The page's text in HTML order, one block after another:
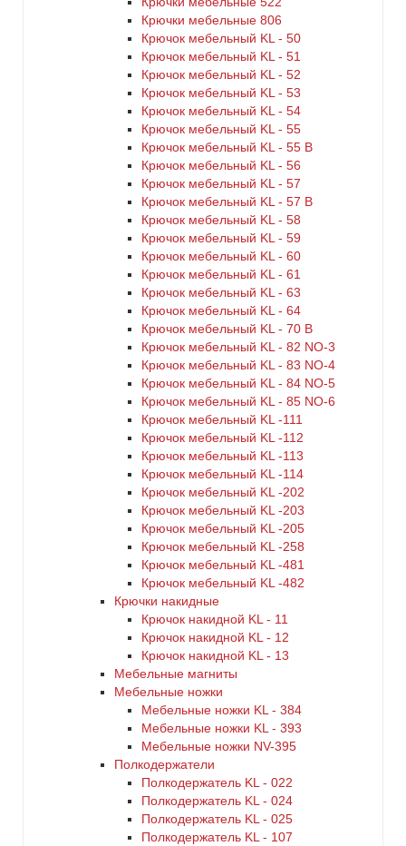
Крючки мебельные 806
Крючок мебельный KL - 50
Крючок мебельный KL - 51
Крючок мебельный KL - 52
Крючок мебельный KL - 53
Крючок мебельный KL - 54
Крючок мебельный KL - 55
Крючок мебельный KL - 55 B
Крючок мебельный KL - 56
Крючок мебельный KL - 57
Крючок мебельный KL - 57 B
Крючок мебельный KL - 58
Крючок мебельный KL - 59
Крючок мебельный KL - 60
Крючок мебельный KL - 61
Крючок мебельный KL - 63
Крючок мебельный KL - 64
Крючок мебельный KL - 70 B
Крючок мебельный KL - 82 NO-3
Крючок мебельный KL - 83 NO-4
Крючок мебельный KL - 84 NO-5
Крючок мебельный KL - 85 NO-6
Крючок мебельный KL -111
Крючок мебельный KL -112
Крючок мебельный KL -113
Крючок мебельный KL -114
Крючок мебельный KL -202
Крючок мебельный KL -203
Крючок мебельный KL -205
Крючок мебельный KL -258
Крючок мебельный KL -481
Крючок мебельный KL -482
Крючки накидные
Крючок накидной KL - 11
Крючок накидной KL - 12
Крючок накидной KL - 13
Мебельные магниты
Мебельные ножки
Мебельные ножки KL - 384
Мебельные ножки KL - 393
Мебельные ножки NV-395
Полкодержатели
Полкодержатель KL - 022
Полкодержатель KL - 024
Полкодержатель KL - 025
Полкодержатель KL - 107